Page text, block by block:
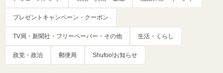
プレゼントキャンペーン・クーポン
TV局・新聞社・フリーペーパー・その他 生活・くらし
政党・政治 郵便局 Shufoo!お知らせ